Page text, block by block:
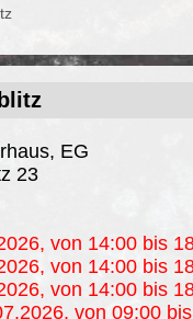
EG
23
von 14:00 bis
von 14:00 bis
von 14:00 bis
von 09:00